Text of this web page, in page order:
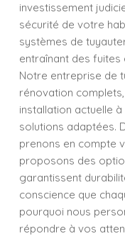
investissement
sécurité de votre
systèmes de
entraînant des
Notre entreprise de
rénovation
installation actuelle
solutions adaptées.
prenons en compte
proposons des
garantissent
conscience que
pourquoi nous
répondre à vos